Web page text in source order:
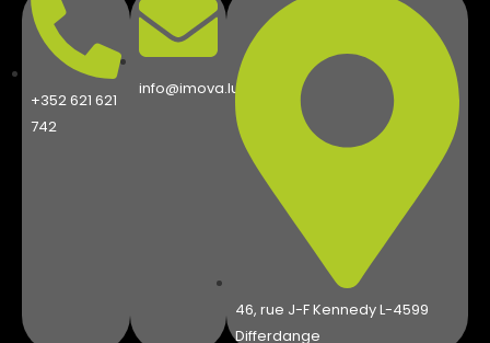
+352 621 621
742
info@imova.lu
46, rue J-F Kennedy L-4599
Differdange